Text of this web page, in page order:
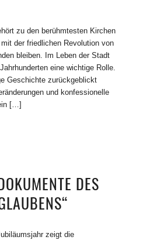
zu den berühmtesten Kirchen
der friedlichen Revolution von
bleiben. Im Leben der Stadt
eine wichtige Rolle.
Geschichte zurückgeblickt
und konfessionelle
[…]
DES
zeigt die